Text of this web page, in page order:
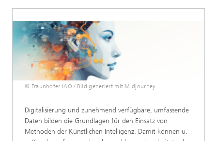
© Fraunhofer IAO / Bild generiert mit Midjourney
Digitalisierung und zunehmend verfügbare, umfassende
Daten bilden die Grundlagen für den Einsatz von
Methoden der Künstlichen Intelligenz. Damit können u.